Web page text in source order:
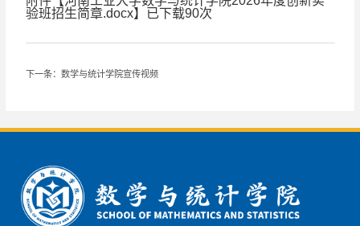
验班招生简章.docx】已下载90次
下一条：数学与统计学院宣传视频